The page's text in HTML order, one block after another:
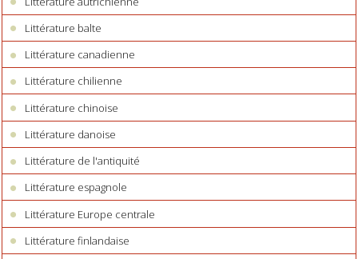
Littérature balte
Littérature canadienne
Littérature chilienne
Littérature chinoise
Littérature danoise
Littérature de l'antiquité
Littérature espagnole
Littérature Europe centrale
Littérature finlandaise